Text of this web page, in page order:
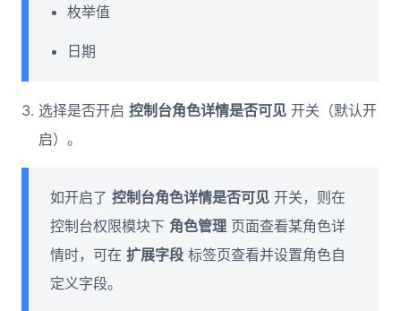
枚举值
日期
选择是否开启控制台角色详情是否可见 开关（默认开
启）。
如开启了 控制台角色详情是否可见 开关，则在
控制台权限模块下 角色管理 页面查看某角色详
情时，可在 扩展字段 标签页查看并设置角色自
定义字段。